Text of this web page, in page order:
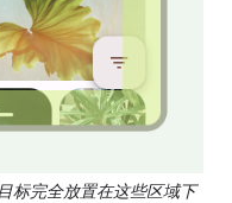
标完全放置在这些区域下